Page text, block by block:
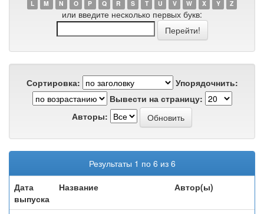
L
M N O P Q R S T U V W X Y Z
или введите несколько первых букв:
Сортировка:
Упорядочнить:
Вывести на страницу:
Авторы:
Результаты 1 по 6 из 6
Дата
выпуска
Название Автор(ы)